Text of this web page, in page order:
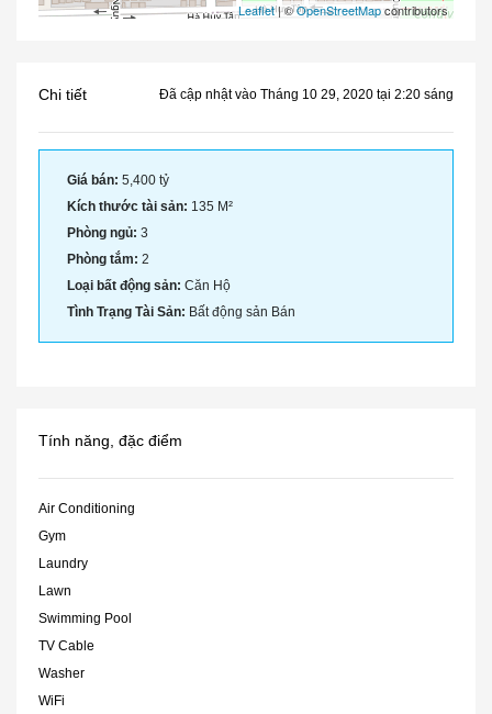
Leaflet| ©OpenStreetMapcontributors
Chi tiết Đã cập nhật vào Tháng 10 29, 2020 tại 2:20 sáng
Giá bán: 5,400 tỷ
Kích thước tài sản: 135 M²
Phòng ngủ: 3
Phòng tắm: 2
Loại bất động sản: Căn Hộ
Tình Trạng Tài Sản: Bất động sản Bán
Tính năng, đặc điểm
Air Conditioning
Gym
Laundry
Lawn
Swimming Pool
TV Cable
Washer
WiFi